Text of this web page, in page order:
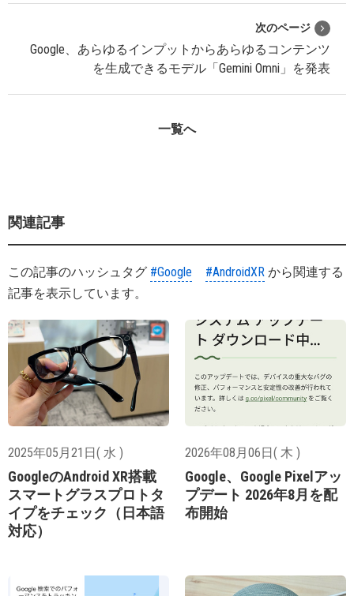
次のページ
Google、あらゆるインプットからあらゆるコンテンツ
を生成できるモデル「Gemini Omni」を発表
一覧へ
関連記事
この記事のハッシュタグ #Google #AndroidXR から関連する
記事を表示しています。
2025年05月21日( 水 )
GoogleのAndroid XR搭載
スマートグラスプロトタ
イプをチェック（日本語
対応）
2026年08月06日( 木 )
Google、Google Pixelアッ
プデート 2026年8月を配
布開始